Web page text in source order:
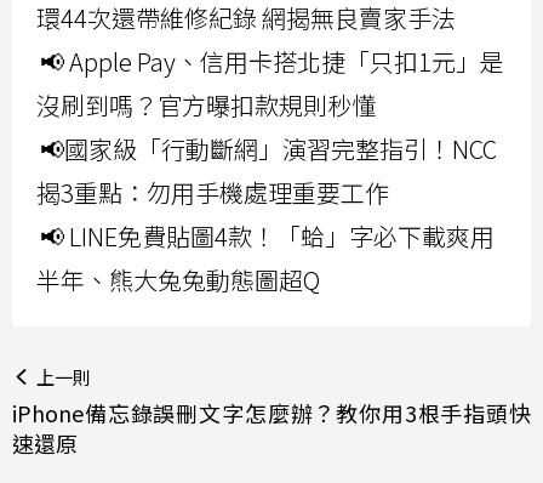
環44次還帶維修紀錄 網揭無良賣家手法
📢 Apple Pay、信用卡搭北捷「只扣1元」是
沒刷到嗎？官方曝扣款規則秒懂
📢國家級「行動斷網」演習完整指引！NCC
揭3重點：勿用手機處理重要工作
📢 LINE免費貼圖4款！「蛤」字必下載爽用
半年、熊大兔兔動態圖超Q
上一則
iPhone備忘錄誤刪文字怎麼辦？教你用3根手指頭快
速還原